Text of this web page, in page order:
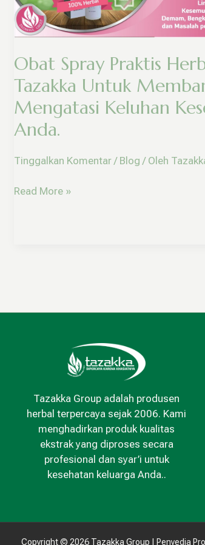
Obat Spray Praktis
Tazakka Untuk
Mengatasi Keluhan
Anda.
Tinggalkan Komentar / Blog / Oleh
RLS
Tazakka
Membantu
Mengatasi
Keluhan
Kesehatan
Anda.
Read More »
Tazakka Group adalah produsen
herbal terpercaya sejak 2006. Kami
menghadirkan produk kualitas
ekstrak yang diproses secara
profesional dan syar’i untuk
kesehatan keluarga Anda..
Copyright © 2026 Tazakka Group | Penyedia